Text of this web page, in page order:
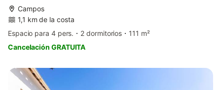
Campos
1,1 km de la costa
Espacio para 4 pers.
2 dormitorios
111 m²
Cancelación GRATUITA